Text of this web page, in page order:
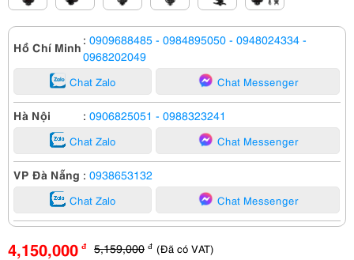
Hồ Chí Minh : 0909688485 - 0984895050 - 0948024334 -
0968202049
Chat Zalo Chat Messenger
Hà Nội : 0906825051 - 0988323241
Chat Zalo Chat Messenger
VP Đà Nẵng : 0938653132
Chat Zalo Chat Messenger
4,150,000 đ 5,159,000 đ (Đã có VAT)